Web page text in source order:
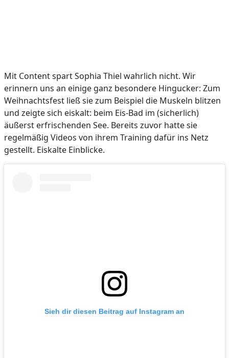
Mit Content spart Sophia Thiel wahrlich nicht. Wir
erinnern uns an einige ganz besondere Hingucker: Zum
Weihnachtsfest ließ sie zum Beispiel die Muskeln blitzen
und zeigte sich eiskalt: beim Eis-Bad im (sicherlich)
äußerst erfrischenden See. Bereits zuvor hatte sie
regelmäßig Videos von ihrem Training dafür ins Netz
gestellt. Eiskalte Einblicke.
Sieh dir diesen Beitrag auf Instagram an